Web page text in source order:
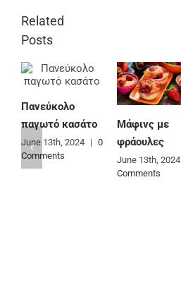
Related
Posts
Πανεύκολο
παγωτό κασάτο
June 13th, 2024 | 0
Comments
Μάφινς με
φράουλες
June 13th, 2024
Comments